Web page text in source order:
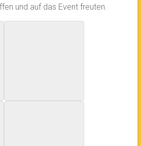
und auf das Event freuten.